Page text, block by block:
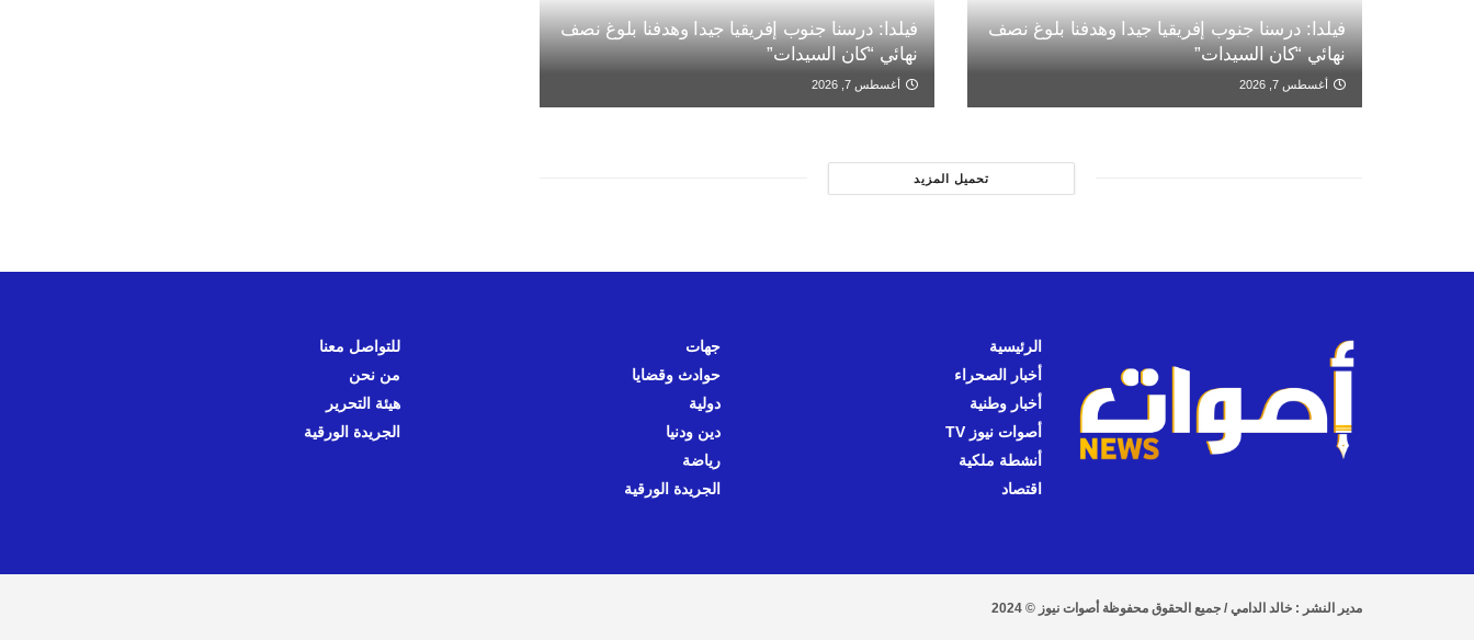
فيلدا: درسنا جنوب إفريقيا جيدا وهدفنا بلوغ نصف
نهائي “كان السيدات”
أغسطس 7, 2026
فيلدا: درسنا جنوب إفريقيا جيدا وهدفنا بلوغ نصف
نهائي “كان السيدات”
أغسطس 7, 2026
تحميل المزيد
الرئيسية
أخبار الصحراء
أخبار وطنية
أصوات نيوز TV
أنشطة ملكية
اقتصاد
جهات
حوادث وقضايا
دولية
دين ودنيا
رياضة
الجريدة الورقية
للتواصل معنا
من نحن
هيئة التحرير
الجريدة الورقية
مدير النشر : خالد الدامي / جميع الحقوق محفوظة أصوات نيوز © 2024